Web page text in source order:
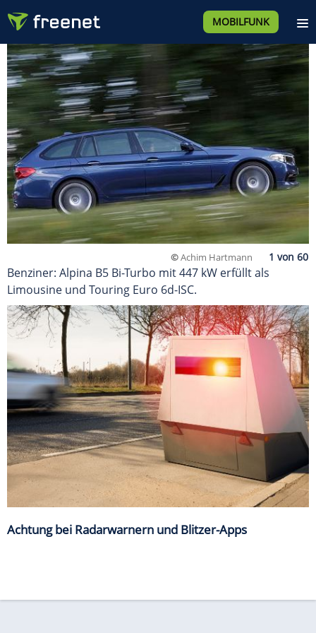
MOBILFUNK
©Achim Hartmann
Benziner: Alpina B5 Bi-Turbo mit 447 kW erfüllt als
Limousine und Touring Euro 6d-ISC.
Achtung bei Radarwarnern und Blitzer-Apps